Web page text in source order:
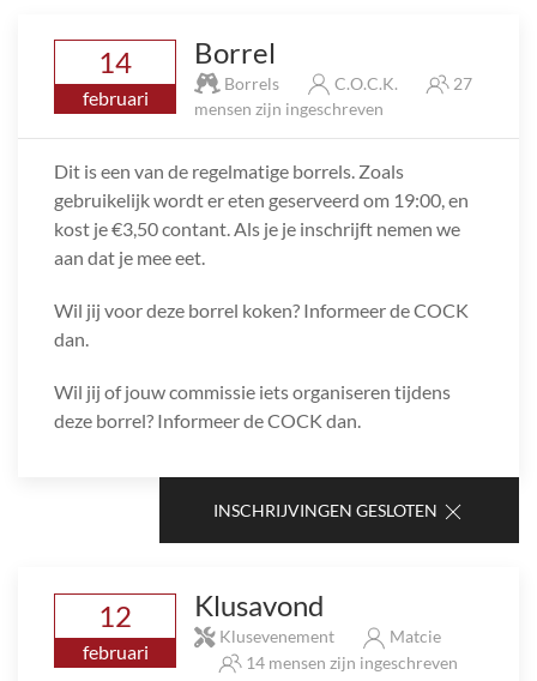
14
februari
Borrel
Borrels C.O.C.K.
27
mensen zijn ingeschreven
Dit is een van de regelmatige borrels. Zoals
gebruikelijk wordt er eten geserveerd om 19:00, en
kost je €3,50 contant. Als je je inschrijft nemen we
aan dat je mee eet.
Wil jij voor deze borrel koken? Informeer de COCK
dan.
Wil jij of jouw commissie iets organiseren tijdens
deze borrel? Informeer de COCK dan.
INSCHRIJVINGEN GESLOTEN
12
februari
Klusavond
Klusevenement
Matcie
14 mensen zijn ingeschreven